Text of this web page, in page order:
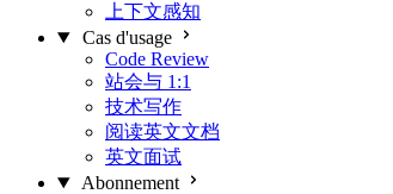
上下文感知
Cas d'usage
Code Review
站会与 1:1
技术写作
阅读英文文档
英文面试
Abonnement